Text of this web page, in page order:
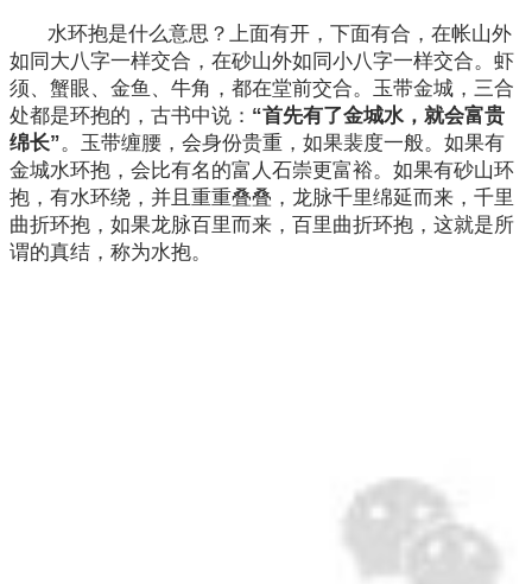
水环抱是什么意思？上面有开，下面有合，在帐山外
如同大八字一样交合，在砂山外如同小八字一样交合。虾
须、蟹眼、金鱼、牛角，都在堂前交合。玉带金城，三合
处都是环抱的，古书中说： “首先有了金城水，就会富贵
绵长”。玉带缠腰，会身份贵重，如果裴度一般。如果有
金城水环抱，会比有名的富人石崇更富裕。如果有砂山环
抱，有水环绕，并且重重叠叠，龙脉千里绵延而来，千里
曲折环抱，如果龙脉百里而来，百里曲折环抱，这就是所
谓的真结，称为水抱。